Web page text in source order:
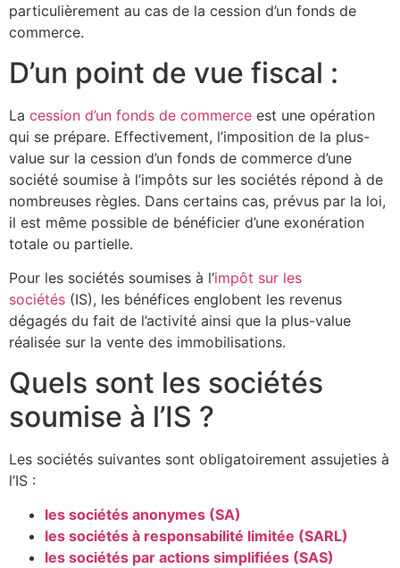
particulièrement au cas de la cession d’un fonds de
commerce.
D’un point de vue fiscal :
La cession d’un fonds de commerce est une opération
qui se prépare. Effectivement, l’imposition de la plus-
value sur la cession d’un fonds de commerce d’une
société soumise à l’impôts sur les sociétés répond à de
nombreuses règles. Dans certains cas, prévus par la loi,
il est même possible de bénéficier d’une exonération
totale ou partielle.
Pour les sociétés soumises à l’impôt sur les
sociétés (IS), les bénéfices englobent les revenus
dégagés du fait de l’activité ainsi que la plus-value
réalisée sur la vente des immobilisations.
Quels sont les sociétés
soumise à l’IS ?
Les sociétés suivantes sont obligatoirement assujeties à
l’IS :
les sociétés anonymes (SA)
les sociétés à responsabilité limitée (SARL)
les sociétés par actions simplifiées (SAS)